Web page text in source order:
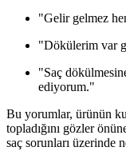
"Gelir gelmez
"Dökülerim var
"Saç
ediyorum."
Bu yorumlar, ürünün
topladığını gözler
saç sorunları üzerinde